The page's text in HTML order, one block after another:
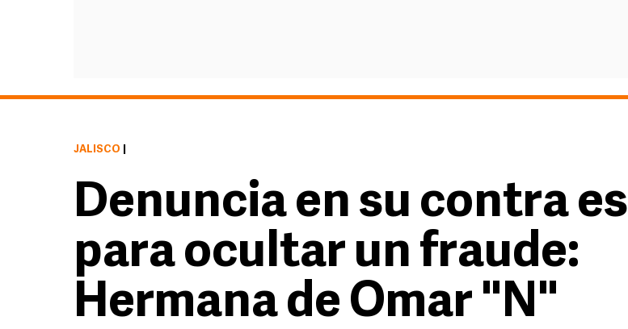
JALISCO
Denuncia en su contra es
para ocultar un fraude:
Hermana de Omar "N"